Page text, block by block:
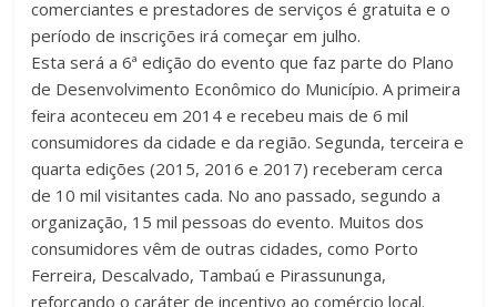
comerciantes e prestadores de serviços é gratuita e o
período de inscrições irá começar em julho.
Esta será a 6ª edição do evento que faz parte do Plano
de Desenvolvimento Econômico do Município. A primeira
feira aconteceu em 2014 e recebeu mais de 6 mil
consumidores da cidade e da região. Segunda, terceira e
quarta edições (2015, 2016 e 2017) receberam cerca
de 10 mil visitantes cada. No ano passado, segundo a
organização, 15 mil pessoas do evento. Muitos dos
consumidores vêm de outras cidades, como Porto
Ferreira, Descalvado, Tambaú e Pirassununga,
reforçando o caráter de incentivo ao comércio local.